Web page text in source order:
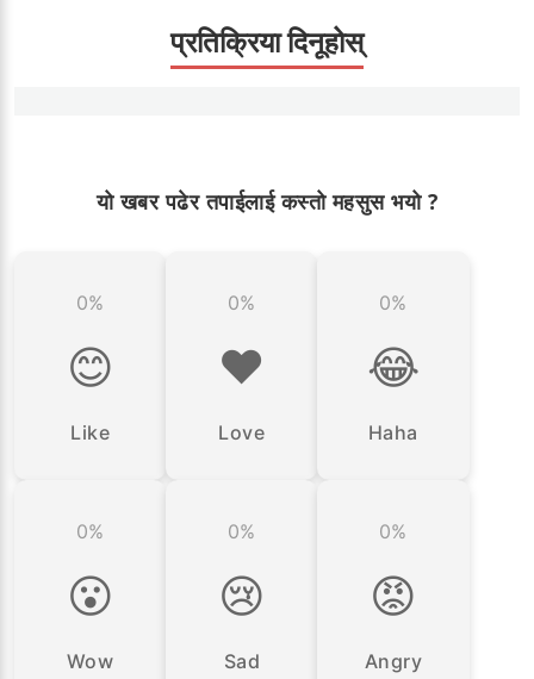
प्रतिक्रिया दिनूहोस्
यो खबर पढेर तपाईलाई कस्तो महसुस भयो ?
0%
😊
Like
0%
❤️
Love
0%
😂
Haha
0%
😮
Wow
0%
😢
Sad
0%
😡
Angry